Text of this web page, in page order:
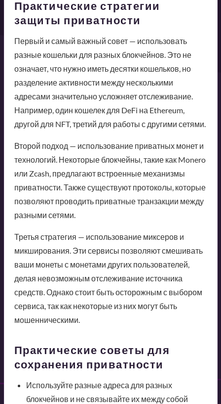
Практические стратегии
защиты приватности
Первый и самый важный совет — использовать
разные кошельки для разных блокчейнов. Это не
означает, что нужно иметь десятки кошельков, но
разделение активности между несколькими
адресами значительно усложняет отслеживание.
Например, один кошелек для DeFi на Ethereum,
другой для NFT, третий для работы с другими сетями.
Второй подход — использование приватных монет и
технологий. Некоторые блокчейны, такие как Monero
или Zcash, предлагают встроенные механизмы
приватности. Также существуют протоколы, которые
позволяют проводить приватные транзакции между
разными сетями.
Третья стратегия — использование миксеров и
микширования. Эти сервисы позволяют смешивать
ваши монеты с монетами других пользователей,
делая невозможным отслеживание источника
средств. Однако стоит быть осторожным с выбором
сервиса, так как некоторые из них могут быть
мошенническими.
Практические советы для
сохранения приватности
Используйте разные адреса для разных
блокчейнов и не связывайте их между собой